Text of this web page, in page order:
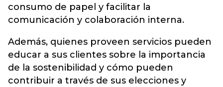
consumo de papel y facilitar la
comunicación y colaboración interna.
Además, quienes proveen servicios pueden
educar a sus clientes sobre la importancia
de la sostenibilidad y cómo pueden
contribuir a través de sus elecciones y